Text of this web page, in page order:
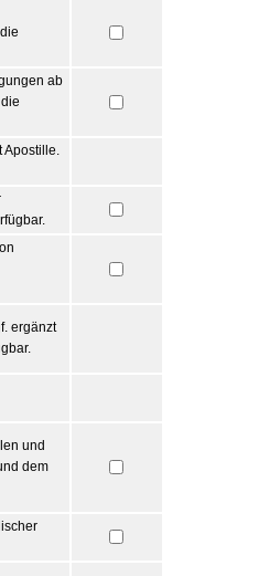
ab
Apostille.
ergänzt
und
dem